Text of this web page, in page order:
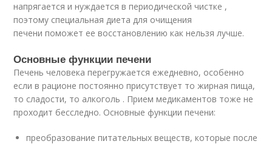
напрягается и нуждается в периодической чистке ,
поэтому специальная диета для очищения
печени поможет ее восстановлению как нельзя лучше.
Основные функции печени
Печень человека перегружается ежедневно, особенно
если в рационе постоянно присутствует то жирная пища,
то сладости, то алкоголь . Прием медикаментов тоже не
проходит бесследно. Основные функции печени:
преобразование питательных веществ, которые после